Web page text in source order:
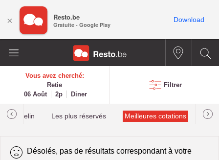
Vous avez cherché:
Retie
06 Août
2p Diner
Filtrer
Michelin Les plus réservés Meilleures cotations
Désolés, pas de résultats correspondant à votre
× Resto.be
Gratuite - Google Play
Download